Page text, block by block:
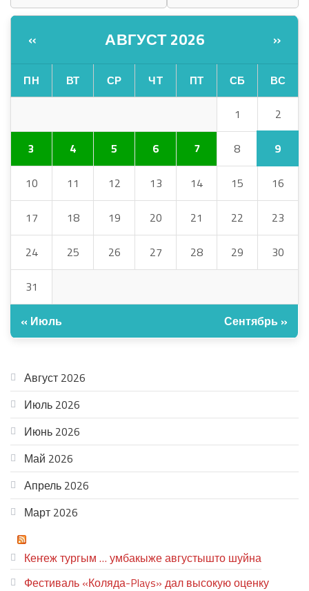
« АВГУСТ 2026 »
ПН ВТ СР ЧТ ПТ СБ ВС
1 2
3 4 5 6 7 8 9
10 11 12 13 14 15 16
17 18 19 20 21 22 23
24 25 26 27 28 29 30
31
« Июль Сентябрь »
Август 2026
Июль 2026
Июнь 2026
Май 2026
Апрель 2026
Март 2026
Кеҥеж тургым … умбакыже августышто шуйна
Фестиваль «Коляда-Plays» дал высокую оценку